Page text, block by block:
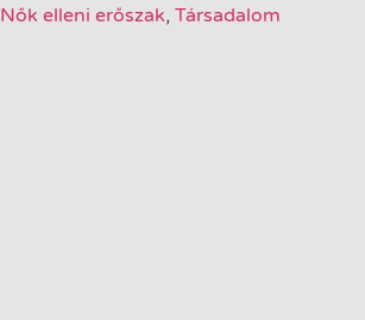
Nők elleni erőszak, Társadalom